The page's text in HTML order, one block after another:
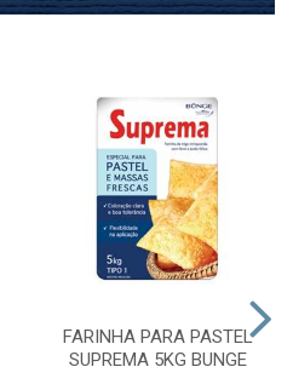
FARINHA PARA PASTEL
SUPREMA 5KG BUNGE